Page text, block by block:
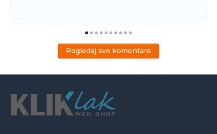
Pogledaj sve komentare